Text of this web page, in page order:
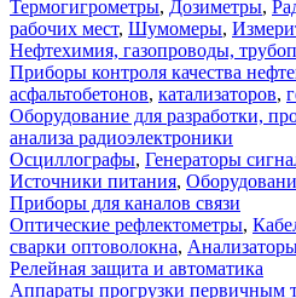
Термогигрометры, Дозиметры,
рабочих мест, Шумомеры,
Нефтехимия, газопроводы,
Приборы контроля качества
асфальтобетонов, катализаторов,
Оборудование для разработки,
анализа радиоэлектроники
Осциллографы, Генераторы
Источники питания,
Приборы для каналов связи
Оптические рефлектометры,
сварки оптоволокна,
Релейная защита и автоматика
Аппараты прогрузки первичным